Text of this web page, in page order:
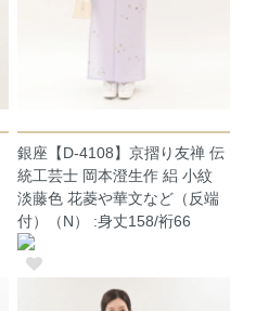
銀座【D-4108】京摺り友禅 伝
統工芸士 岡本澄生作 絽 小紋
淡藤色 花菱や華文など（反端
付）（N） :身丈158/裄66